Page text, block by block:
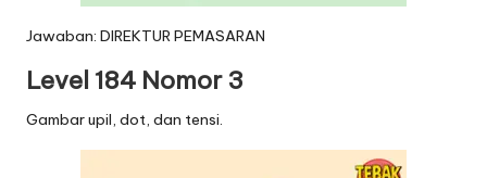
Jawaban: DIREKTUR PEMASARAN
Level 184 Nomor 3
Gambar upil, dot, dan tensi.